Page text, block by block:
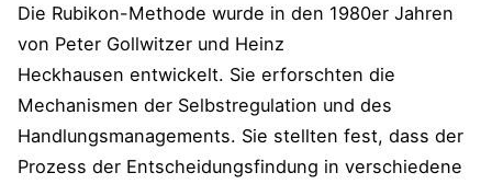
Werkzeuge
Phase 1: Abwägen (Prädezisionale
Phase)
Phase 2: Entscheiden und Planen
(Präaktionale Phase)
Die Rubikon-Methode wurde in den 1980er Jahren
von Peter Gollwitzer und Heinz
Heckhausen entwickelt. Sie erforschten die
Mechanismen der Selbstregulation und des
Handlungsmanagements. Sie stellten fest, dass der
Prozess der Entscheidungsfindung in verschiedene